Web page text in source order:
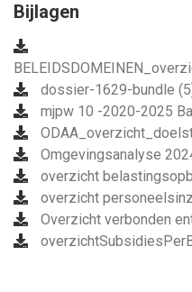
Bijlagen
dossier-1629-bundle
mjpw 10 -2020-2025
Omgevingsanalyse
overzicht
overzicht
Overzicht verbonden